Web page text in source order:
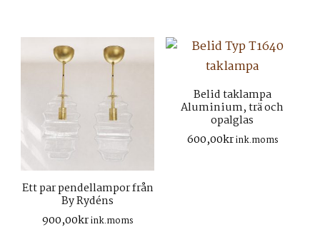
Ett par pendellampor från
By Rydéns
900,00krink.moms
Belid taklampa
Aluminium, trä och
opalglas
600,00krink.moms